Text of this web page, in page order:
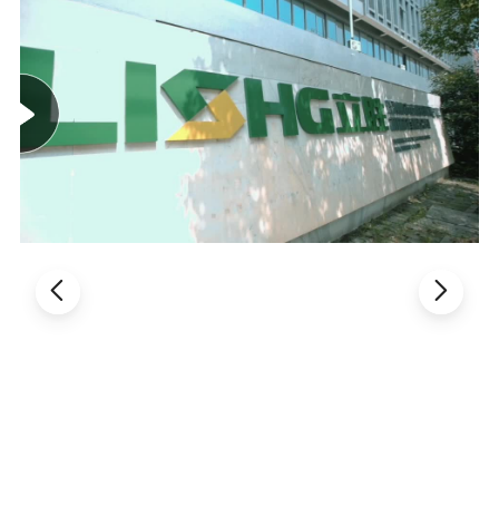
Sarma: kule tipi kesintisiz sarma
Makara çapı: maks 600 mm
Çekirdek iç çapı: 3 / 4/6 inç
Geri sarma: durmaksızın geri sarma
Makara çapı: maks 600 mm
Çekirdek iç çapı: 3 / 4/6 inç
Ağ gerilimi aralığı: Min. 20 N
Servo motor kontrolü - Yüzen makara cihazı, düşük